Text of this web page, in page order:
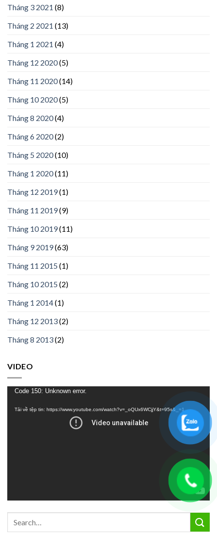
Tháng 3 2021 (8)
Tháng 2 2021 (13)
Tháng 1 2021 (4)
Tháng 12 2020(5)
Tháng 11 2020(14)
Tháng 10 2020(5)
Tháng 8 2020(4)
Tháng 6 2020(2)
Tháng 5 2020(10)
Tháng 1 2020(11)
Tháng 12 2019(1)
Tháng 11 2019(9)
Tháng 10 2019(11)
Tháng 9 2019(63)
Tháng 11 2015 (1)
Tháng 10 2015 (2)
Tháng 1 2014(1)
Tháng 12 2013(2)
Tháng 8 2013(2)
VIDEO
Trình
Code 150: Unknown error.
Tải về tệp tin: https://www.youtube.com/watch?v=_oQUx6WCjjY&t=95s&_=1